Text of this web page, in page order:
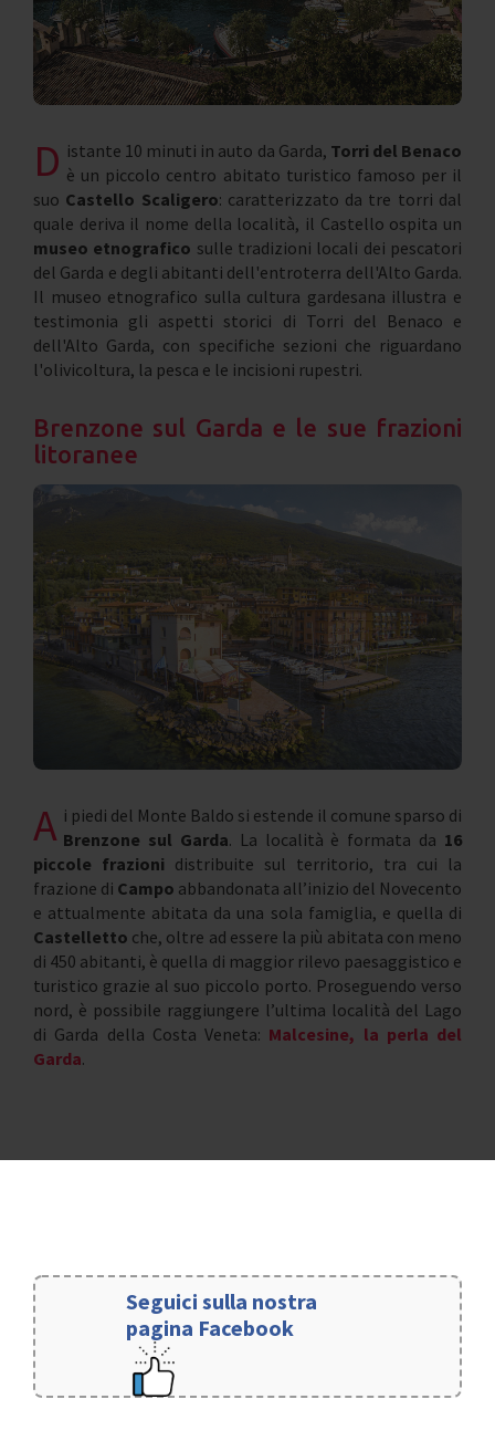
D istante 10 minuti in auto da Garda, Torri del Benaco
è un piccolo centro abitato turistico famoso per il
suo Castello Scaligero: caratterizzato da tre torri dal
quale deriva il nome della località, il Castello ospita un
museo etnografico sulle tradizioni locali dei pescatori
del Garda e degli abitanti dell'entroterra dell'Alto Garda.
Il museo etnografico sulla cultura gardesana illustra e
testimonia gli aspetti storici di Torri del Benaco e
dell'Alto Garda, con specifiche sezioni che riguardano
l'olivicoltura, la pesca e le incisioni rupestri.
Brenzone sul Garda e le sue frazioni
litoranee
A i piedi del Monte Baldo si estende il comune sparso di
Brenzone sul Garda. La località è formata da 16
piccole frazioni distribuite sul territorio, tra cui la
frazione di Campo abbandonata all’inizio del Novecento
e attualmente abitata da una sola famiglia, e quella di
Castelletto che, oltre ad essere la più abitata con meno
di 450 abitanti, è quella di maggior rilevo paesaggistico e
turistico grazie al suo piccolo porto. Proseguendo verso
nord, è possibile raggiungere l’ultima località del Lago
di Garda della Costa Veneta: Malcesine, la perla del
Garda.
Seguici sulla nostra
pagina Facebook